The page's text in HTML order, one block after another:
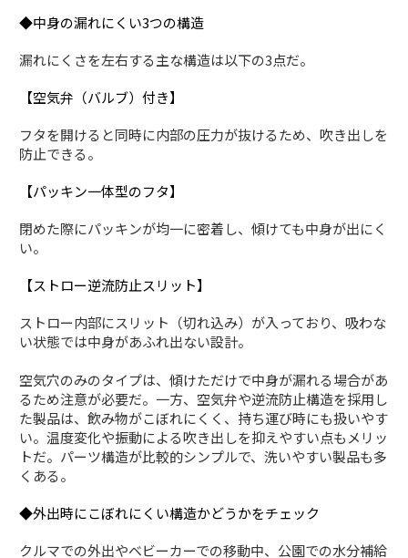
◆中身の漏れにくい3つの構造
漏れにくさを左右する主な構造は以下の3点だ。
【空気弁（バルブ）付き】
フタを開けると同時に内部の圧力が抜けるため、吹き出しを
防止できる。
【パッキン一体型のフタ】
閉めた際にパッキンが均一に密着し、傾けても中身が出にく
い。
【ストロー逆流防止スリット】
ストロー内部にスリット（切れ込み）が入っており、吸わな
い状態では中身があふれ出ない設計。
空気穴のみのタイプは、傾けただけで中身が漏れる場合があ
るため注意が必要だ。一方、空気弁や逆流防止構造を採用し
た製品は、飲み物がこぼれにくく、持ち運び時にも扱いやす
い。温度変化や振動による吹き出しを抑えやすい点もメリッ
トだ。パーツ構造が比較的シンプルで、洗いやすい製品も多
くある。
◆外出時にこぼれにくい構造かどうかをチェック
クルマでの外出やベビーカーでの移動中、公園での水分補給